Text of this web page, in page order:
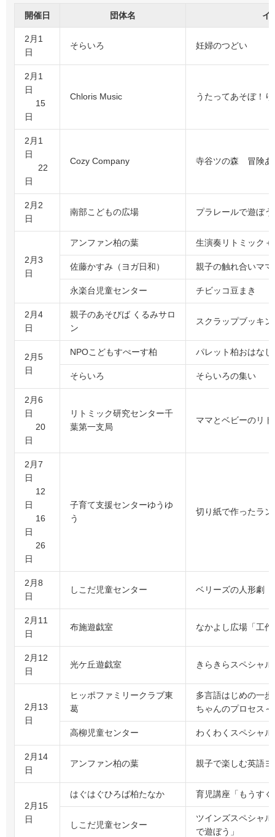
開催日 団体名 イ
2月1
日
そらいろ 妊婦のつどい
2月1
日
15
日
Chloris Music うたってあそぼ！
2月1
日
22
日
Cozy Company 寺谷ツの森 冒険あ
2月2
日
南部こどもの広場 プラレールで遊ぼう
2月3
日
アンファン柏の葉 生演奏リトミック
佐藤かすみ（ヨガ日和） 親子の触れ合いマ
永楽台児童センター チビッコ豆まき
2月4
日
親子のあそびば くるみサロ
ン
スクラップブッキ
2月5
日
NPOこどもすぺーす柏 パレット柏おはなし
そらいろ そらいろの集い
2月6
日
20
日
リトミック研究センター千
葉第一支局
ママとベビーのリ
2月7
日
12
日
16
日
26
日
子育て支援センターゆうゆ
う
切り紙で作ったラ
2月8
日
しこだ児童センター ベリーズの人形劇
2月11
日
布施遊戯室 なかよし広場「工
2月12
日
光ケ丘遊戯室 きらきらスペシャ
2月13
日
ヒッポファミリークラブ東
葛
多言語はじめの一
ちゃんのプロセス～
高柳児童センター わくわくスペシャ
2月14
日
アンファン柏の葉 親子で楽しむ英語
2月15
日
はぐはぐひろば柏たなか 育児講座「もうす
しこだ児童センター
ツインズスペシャ
で遊ぼう」